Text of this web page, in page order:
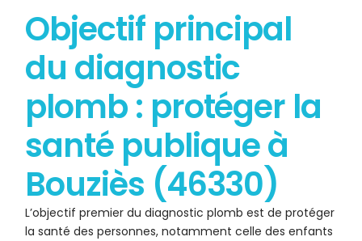
Objectif principal
du diagnostic
plomb : protéger la
santé publique à
Bouziès (46330)
L’objectif premier du diagnostic plomb est de protéger
la santé des personnes, notamment celle des enfants